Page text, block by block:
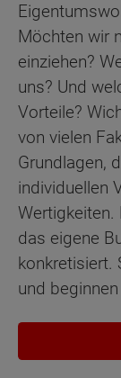
Möchten wir
einziehen?
uns? Und
Vorteile?
von vielen
Grundlagen,
individuellen
Wertigkeiten.
das eigene
konkretisiert.
und